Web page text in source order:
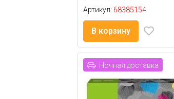
Артикул: 68385154
В корзину
Ночная доставка